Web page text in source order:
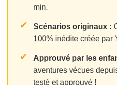
min.
✔ Scénarios originaux :
100% inédite créée par
✔ Approuvé par les
aventures vécues
testé et approuvé !